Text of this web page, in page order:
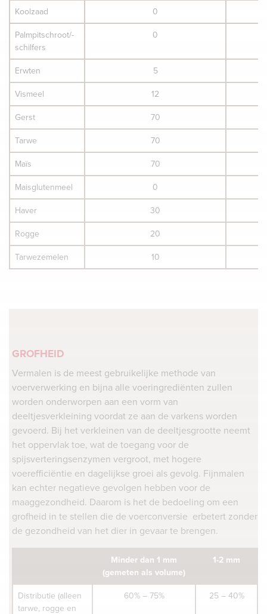
Koolzaad 0
Palmpitschroot/-
schilfers
0
Erwten 5
Vismeel 12
Gerst 70
Tarwe 70
Maïs 70
Maisglutenmeel 0
Haver 30
Rogge 20
Tarwezemelen 10
GROFHEID
Vermalen is de meest gebruikelijke methode van
voerverwerking en bijna alle voeringrediënten zullen
worden onderworpen aan een vorm van
deeltjesverkleining voordat ze aan de varkens worden
gevoerd. Bij het verkleinen van de deeltjesgrootte neemt
het oppervlak toe, wat de toegang voor de
spijsverteringsenzymen vergroot, met hogere
voerefficiëntie en dagelijkse groei als gevolg. Fijnmalen
kan echter negatieve gevolgen hebben voor de
maaggezondheid. Daarom is het de bedoeling om een
grofheid in te stellen die de voerconversie erbetert zonder
de gezondheid van het dier in gevaar te brengen.
Minder dan 1 mm
(gemeten als volume)
1-2 mm
Distributie (alleen
tarwe, rogge en
60% – 75% 25 – 40%